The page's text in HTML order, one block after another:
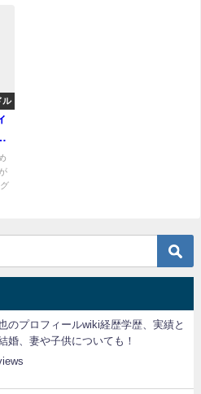
ル
のプロフィールwiki経歴学歴、実績と
婚、妻や子供についても！